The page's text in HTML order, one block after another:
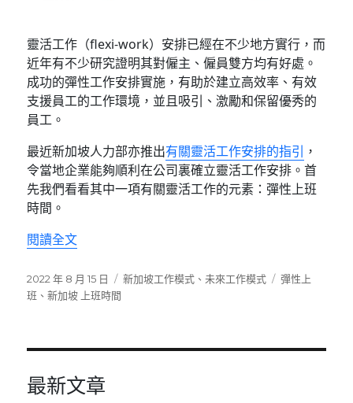
靈活工作（flexi-work）安排已經在不少地方實行，而
近年有不少研究證明其對僱主、僱員雙方均有好處。
成功的彈性工作安排實施，有助於建立高效率、有效
支援員工的工作環境，並且吸引、激勵和保留優秀的
員工。
最近新加坡人力部亦推出有關靈活工作安排的指引 ，
令當地企業能夠順利在公司裏確立靈活工作安排。首
先我們看看其中一項有關靈活工作的元素：彈性上班
時間。
閱讀全文〈新加坡鼓勵實施彈性上班 增強工作靈活度和效
發
佈
2022 年 8 月 15 日
分
新加坡工作模式 、未來工作模式
標
彈性上
班 、新加坡 上班時間
最新文章